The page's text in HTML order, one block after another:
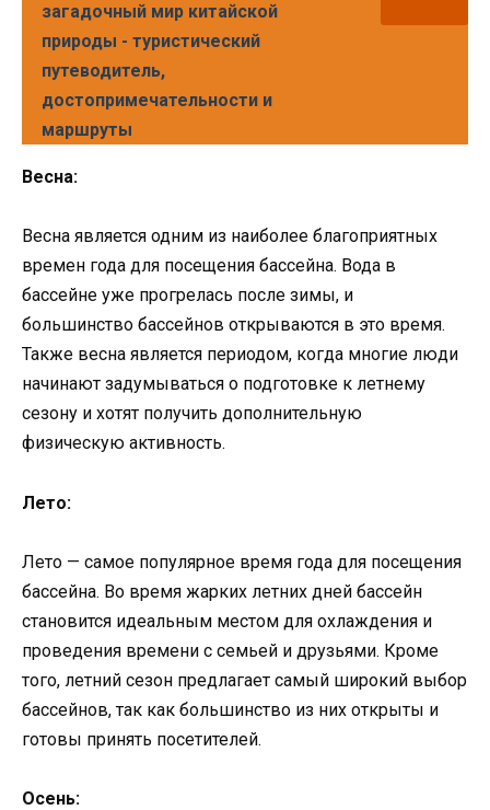
загадочный мир китайской
природы - туристический
путеводитель,
достопримечательности и
маршруты
Весна:
Весна является одним из наиболее благоприятных
времен года для посещения бассейна. Вода в
бассейне уже прогрелась после зимы, и
большинство бассейнов открываются в это время.
Также весна является периодом, когда многие люди
начинают задумываться о подготовке к летнему
сезону и хотят получить дополнительную
физическую активность.
Лето:
Лето — самое популярное время года для посещения
бассейна. Во время жарких летних дней бассейн
становится идеальным местом для охлаждения и
проведения времени с семьей и друзьями. Кроме
того, летний сезон предлагает самый широкий выбор
бассейнов, так как большинство из них открыты и
готовы принять посетителей.
Осень: